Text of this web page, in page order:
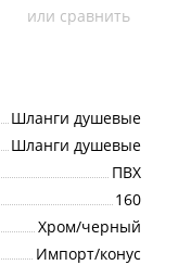
или сравнить
Шланги душевые
Шланги душевые
ПВХ
160
Хром/черный
Импорт/конус